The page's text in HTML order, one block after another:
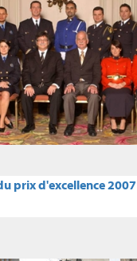
prix d'excellence 2007